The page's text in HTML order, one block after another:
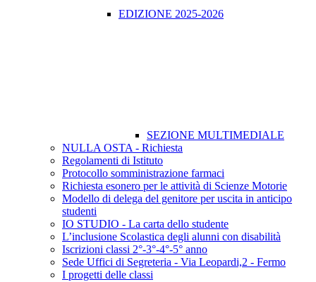
EDIZIONE 2025-2026
SEZIONE MULTIMEDIALE
NULLA OSTA - Richiesta
Regolamenti di Istituto
Protocollo somministrazione farmaci
Richiesta esonero per le attività di Scienze Motorie
Modello di delega del genitore per uscita in anticipo
studenti
IO STUDIO - La carta dello studente
L’inclusione Scolastica degli alunni con disabilità
Iscrizioni classi 2°-3°-4°-5° anno
Sede Uffici di Segreteria - Via Leopardi,2 - Fermo
I progetti delle classi